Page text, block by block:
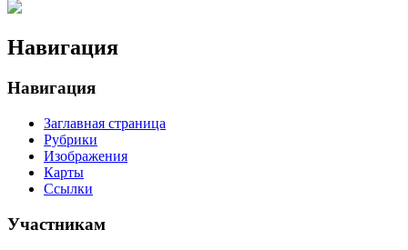
Навигация
Навигация
Заглавная страница
Рубрики
Изображения
Карты
Ссылки
Участникам